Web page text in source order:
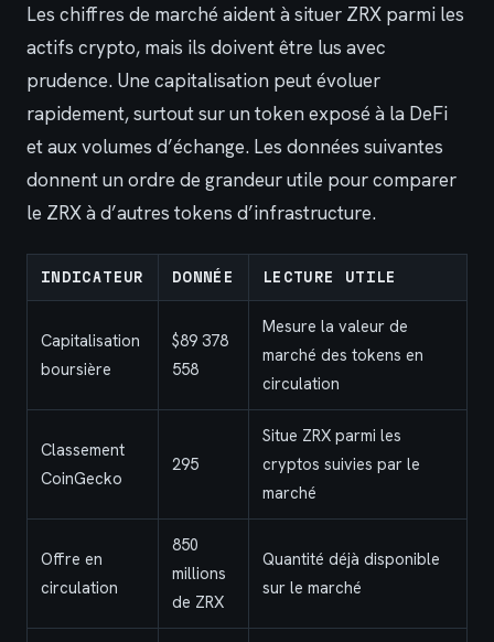
Les chiffres de marché aident à situer ZRX parmi les
actifs crypto, mais ils doivent être lus avec
prudence. Une capitalisation peut évoluer
rapidement, surtout sur un token exposé à la DeFi
et aux volumes d’échange. Les données suivantes
donnent un ordre de grandeur utile pour comparer
le ZRX à d’autres tokens d’infrastructure.
INDICATEUR DONNÉE LECTURE UTILE
Capitalisation
boursière
$89 378
558
Mesure la valeur de
marché des tokens en
circulation
Classement
CoinGecko
295
Situe ZRX parmi les
cryptos suivies par le
marché
Offre en
circulation
850
millions
de ZRX
Quantité déjà disponible
sur le marché